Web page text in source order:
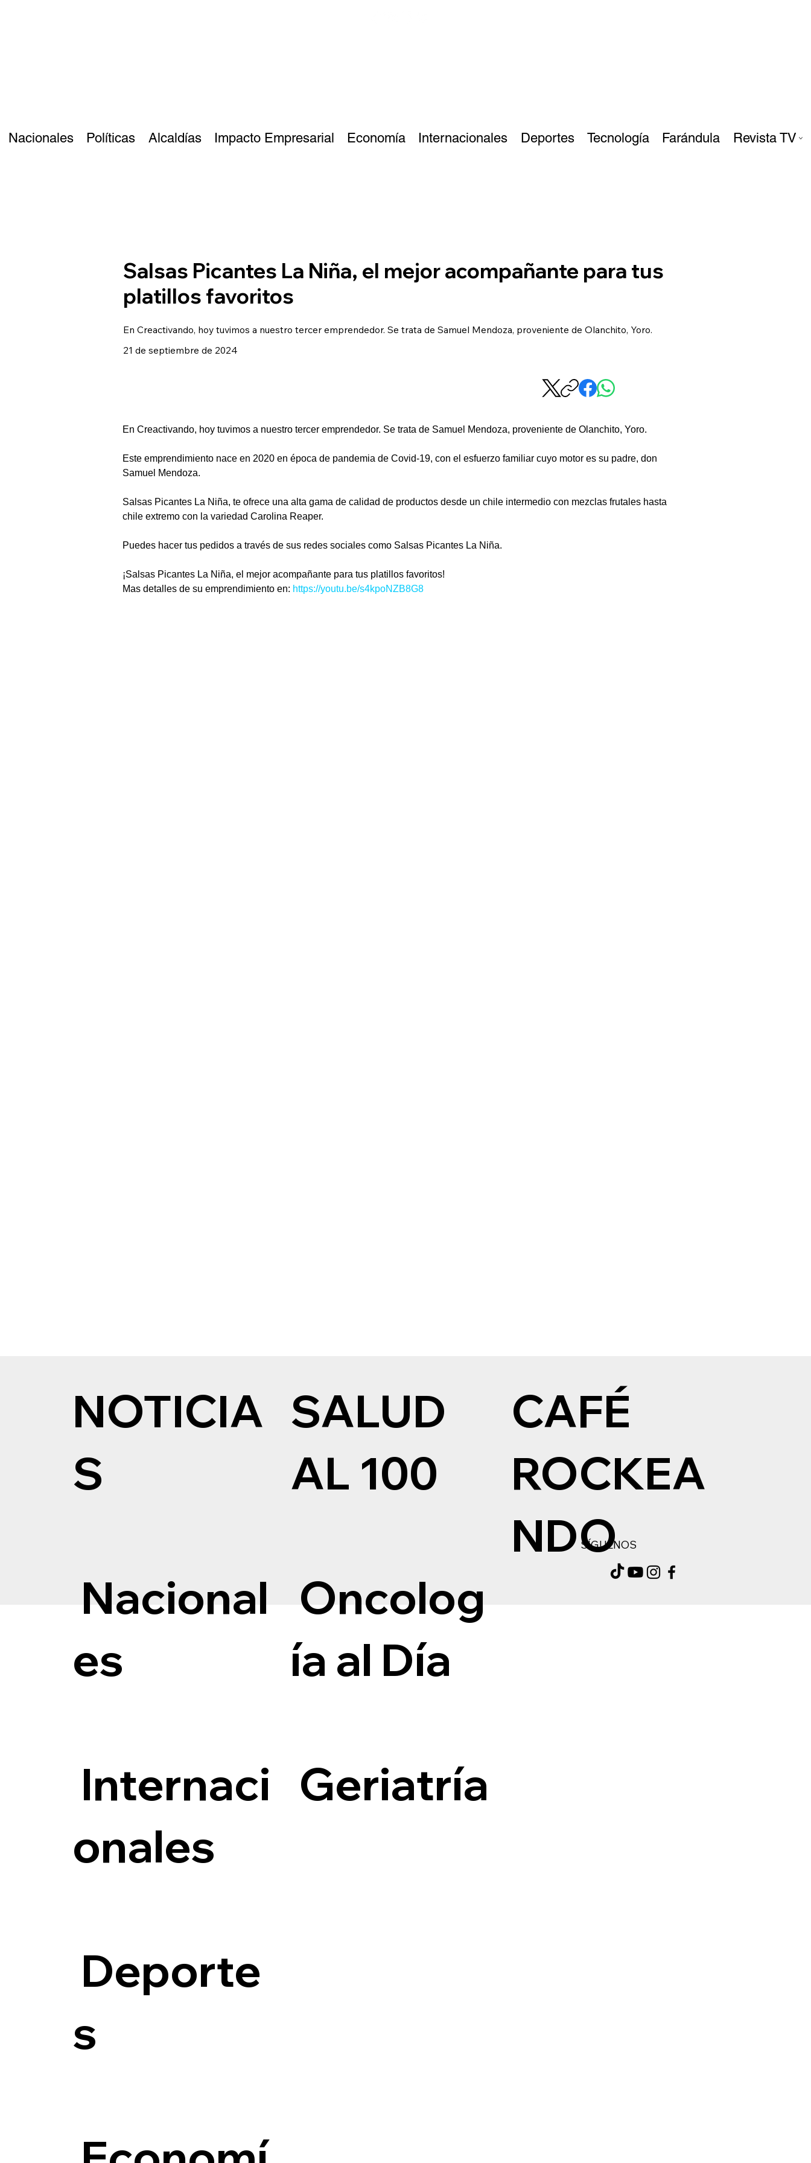
Nacionales Políticas Alcaldías Impacto Empresarial Economía Internacionales Deportes Tecnología Farándula Revista TV
Salsas Picantes La Niña, el mejor acompañante para tus
platillos favoritos
En Creactivando, hoy tuvimos a nuestro tercer emprendedor. Se trata de Samuel Mendoza, proveniente de Olanchito, Yoro.
21 de septiembre de 2024
En Creactivando, hoy tuvimos a nuestro tercer emprendedor. Se trata de Samuel Mendoza, proveniente de Olanchito, Yoro.
Este emprendimiento nace en 2020 en época de pandemia de Covid-19, con el esfuerzo familiar cuyo motor es su padre, don
Samuel Mendoza.
Salsas Picantes La Niña, te ofrece una alta gama de calidad de productos desde un chile intermedio con mezclas frutales hasta
chile extremo con la variedad Carolina Reaper.
Puedes hacer tus pedidos a través de sus redes sociales como Salsas Picantes La Niña.
¡Salsas Picantes La Niña, el mejor acompañante para tus platillos favoritos!
Mas detalles de su emprendimiento en: https://youtu.be/s4kpoNZB8G8
NOTICIA
S
Nacional
es
Internaci
onales
Deporte
s
SALUD
AL 100
Oncolog
ía al Día
Geriatría
SÍGUENOS
CAFÉ
ROCKEA
NDO